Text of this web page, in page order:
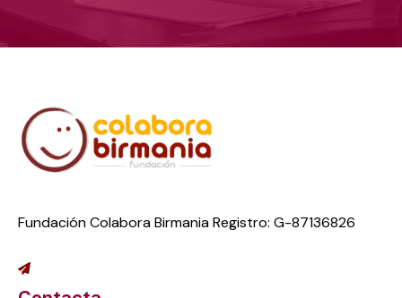
Fundación Colabora Birmania Registro: G-87136826